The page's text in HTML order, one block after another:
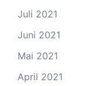
Juli 2021
Juni 2021
Mai 2021
April 2021